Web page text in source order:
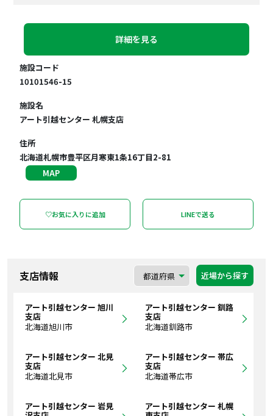
詳細を見る
施設コード
10101546-15
施設名
アート引越センター 札幌支店
住所
北海道札幌市豊平区月寒東1条16丁目2-81
MAP
♡お気に入りに追加 LINEで送る
支店情報 近場から探す
アート引越センター 旭川
支店
北海道旭川市
アート引越センター 釧路
支店
北海道釧路市
アート引越センター 北見
支店
北海道北見市
アート引越センター 帯広
支店
北海道帯広市
アート引越センター 岩見 アート引越センター 札幌